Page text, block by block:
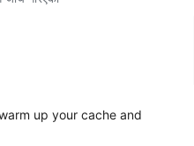
up your cache and